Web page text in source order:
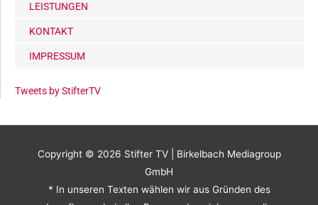
LEISTUNGEN
KONTAKT
IMPRESSUM
Tweets by StifterTV
Copyright © 2026 Stifter TV| Birkelbach Mediagroup
GmbH
* In unseren Texten wählen wir aus Gründen des